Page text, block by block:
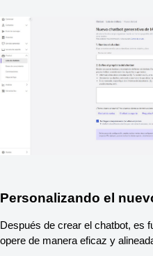
Personalizando el
Después de crear el chatbot, es
opere de manera eficaz y